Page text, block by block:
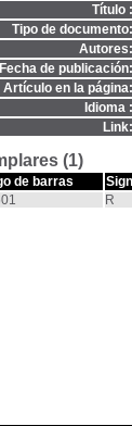
Título :
Tipo de documento:
Autores:
Fecha de publicación:
Artículo en la página:
Idioma :
Link:
(1)
de barras
R